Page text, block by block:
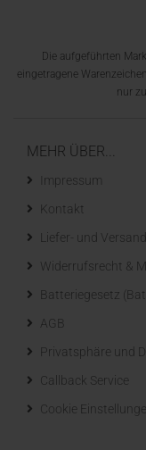
Die aufgeführten
eingetragene
nur
MEHR ÜBER...
Impressum
Kontakt
Liefer- und
Widerrufsrecht &
Batteriegesetz
AGB
Privatsphäre und
Callback Service
Cookie